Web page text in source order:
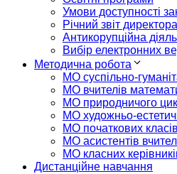
Умови доступності
Річний звіт директора
Антикорупційна
Вибір електронних
Методична робота
МО суспільно-
МО вчителів
МО природничого
МО художньо-
МО початкових класів
МО асистентів
МО класних
Дистанційне навчання